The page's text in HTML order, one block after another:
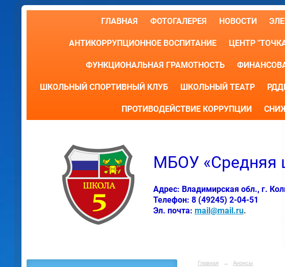
ГЛАВНАЯ ФОТОГАЛЕРЕЯ НОВОСТИ
АНТИКОРРУПЦИОННОЕ ВОСПИТАНИЕ ЦЕНТР
ФУНКЦИОНАЛЬНАЯ ГРАМОТНОСТЬ
ШКОЛЬНЫЙ СПОРТИВНЫЙ КЛУБ ШКОЛЬНЫЙ ТЕАТР
ПРОТИВОДЕЙСТВИЕ КОРРУПЦИИ
МБОУ «Средняя
Адрес: Владимирская обл., г.
Телефон: 8 (49245) 2-04-51
Эл. почта: mail@mail.ru.
Главная → Анонсы